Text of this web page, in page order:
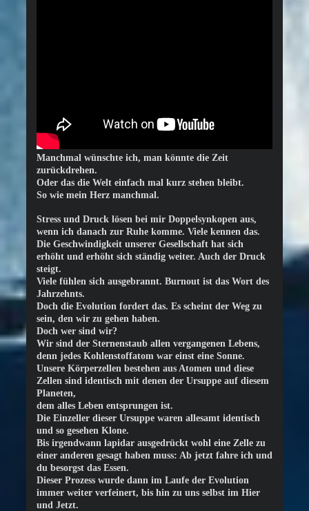
Manchmal wünschte ich, man könnte die Zeit
zurückdrehen.
Oder das die Welt einfach mal kurz stehen bleibt.
So wie mein Herz manchmal.
Stress und Druck lösen bei mir Doppelsynkopen aus,
wenn ich danach zur Ruhe komme. Viele kennen das.
Die Geschwindigkeit unserer Gesellschaft hat sich
erhöht und erhöht sich ständig weiter. Auch der Druck
steigt.
Viele fühlen sich ausgebrannt. Burnout ist das Wort des
Jahrzehnts.
Doch die Evolution fordert das. Es scheint der Weg zu
sein, den wir zu gehen haben.
Doch wer sind wir?
Wir sind der Sternenstaub allen vergangenen Lebens,
denn jedes Kohlenstoffatom war einst eine Sonne.
Unsere Körperzellen bestehen aus Atomen und diese
Zellen sind identisch mit denen der Ursuppe auf diesem
Planeten,
dem alles Leben entsprungen ist.
Die Einzeller dieser Ursuppe waren allesamt identisch
und so gesehen Klone.
Bis irgendwann lapidar ausgedrückt wohl eine Zelle zu
einer anderen gesagt haben muss: Ab jetzt fahre ich und
du besorgst das Essen.
Dieser Prozess wurde dann im Laufe der Evolution
immer weiter verfeinert, bis hin zu uns selbst im Hier
und Jetzt.